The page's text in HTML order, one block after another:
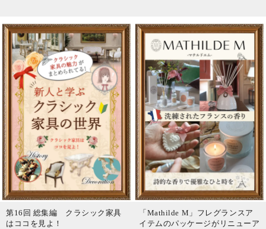
第16回 総集編 クラシック家具
はココを見よ！
「Mathilde M」フレグランスア
イテムのパッケージがリニューア